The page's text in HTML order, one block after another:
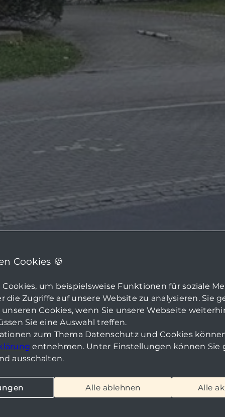
mit Potenzial oder grüner
Cookies 🍪
um beispielsweise Funktionen für soziale
die Zugriffe auf unsere Website zu analysieren. Sie
Cookies, wenn Sie unsere Webseite
Sie eine Auswahl treffen.
zum Thema Datenschutz und Cookies
entnehmen. Unter Einstellungen können Sie
ausschalten.
Alle ablehnen Alle